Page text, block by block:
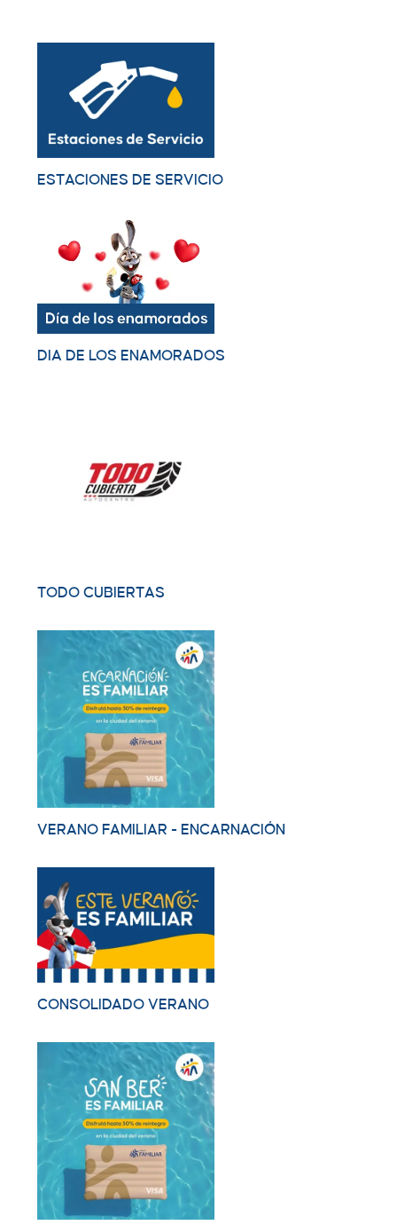
ESTACIONES DE SERVICIO
DIA DE LOS ENAMORADOS
TODO CUBIERTAS
VERANO FAMILIAR - ENCARNACIÓN
CONSOLIDADO VERANO